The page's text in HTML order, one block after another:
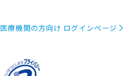
医療機関の方向け ログインページ